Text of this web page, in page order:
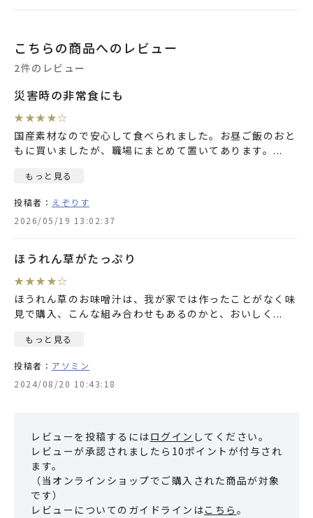
こちらの商品へのレビュー
2件のレビュー
災害時の非常食にも
★ ★★ ★☆
国産素材なので安心して食べられました。お昼ご飯のおと
もに買いましたが、職場にまとめて置いてあります。 ...
もっと見る
投稿者： えぞりす
2026/05/19 13:02:37
ほうれん草がたっぷり
★ ★★ ★☆
ほうれん草のお味噌汁は、我が家では作ったことがなく味
見で購入、こんな組み合わせもあるのかと、おいしく ...
もっと見る
投稿者： アソミン
2024/08/20 10:43:18
レビューを投稿するにはログイン してください。
レビューが承認されましたら10ポイントが付与され
ます。
（当オンラインショップでご購入された商品が対象
です）
レビューについてのガイドラインはこちら 。